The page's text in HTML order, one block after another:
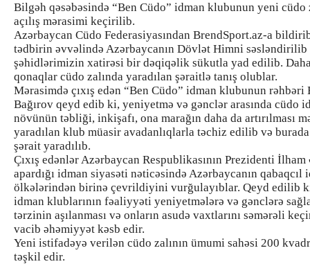
Bilgəh qəsəbəsində “Ben Cüdo” idman klubunun yeni cüdo
açılış mərasimi keçirilib.
Azərbaycan Cüdo Federasiyasından BrendSport.az-a
tədbirin əvvəlində Azərbaycanın Dövlət Himni səsləndirilib
şəhidlərimizin xatirəsi bir dəqiqəlik sükutla yad edilib.
qonaqlar cüdo zalında yaradılan şəraitlə tanış olublar.
Mərasimdə çıxış edən “Ben Cüdo” idman klubunun rəhbəri
Bağırov qeyd edib ki, yeniyetmə və gənclər arasında cüdo
növünün təbliği, inkişafı, ona marağın daha da artırılması
yaradılan klub müasir avadanlıqlarla təchiz edilib və
şərait yaradılıb.
Çıxış edənlər Azərbaycan Respublikasının Prezidenti
apardığı idman siyasəti nəticəsində Azərbaycanın qabaqcıl
ölkələrindən birinə çevrildiyini vurğulayıblar. Qeyd edilib
idman klublarının fəaliyyəti yeniyetmələrə və gənclərə
tərzinin aşılanması və onların asudə vaxtlarını səmərəli
vacib əhəmiyyət kəsb edir.
Yeni istifadəyə verilən cüdo zalının ümumi sahəsi 200
təşkil edir.